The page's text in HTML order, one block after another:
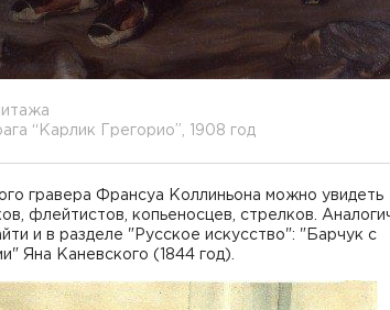
“Карлик Грегорио”, 1908 год
гравера Франсуа Коллиньона можно увидеть
флейтистов, копьеносцев, стрелков.
и в разделе "Русское искусство": "Барчук с
Яна Каневского (1844 год).